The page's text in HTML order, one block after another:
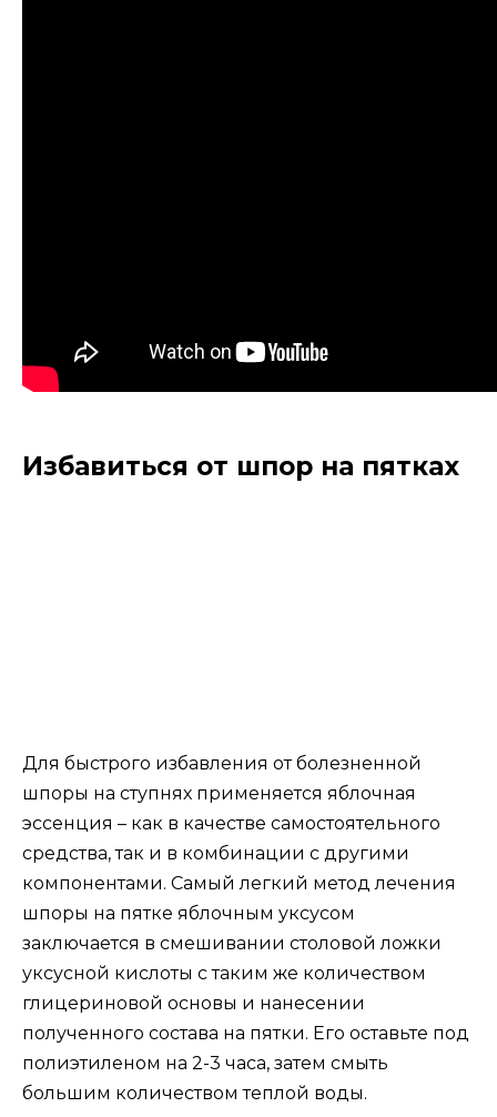
Избавиться от шпор на пятках
Для быстрого избавления от болезненной
шпоры на ступнях применяется яблочная
эссенция – как в качестве самостоятельного
средства, так и в комбинации с другими
компонентами. Самый легкий метод лечения
шпоры на пятке яблочным уксусом
заключается в смешивании столовой ложки
уксусной кислоты с таким же количеством
глицериновой основы и нанесении
полученного состава на пятки. Его оставьте под
полиэтиленом на 2-3 часа, затем смыть
большим количеством теплой воды.